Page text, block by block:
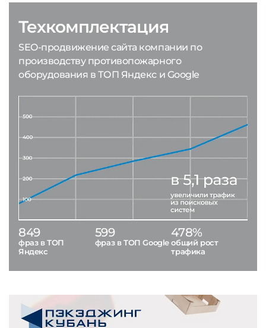
Техкомплектация
SEO-продвижение сайта компании по
производству противопожарного
оборудования в ТОП Яндекс и Google
849
фраз в ТОП
Яндекс
599
фраз в ТОП Google
478%
общий рост
трафика